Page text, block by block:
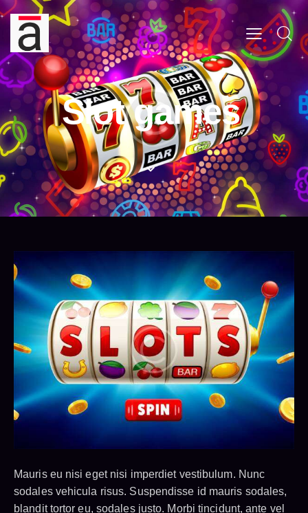
Slot games
Mauris eu nisi eget nisi imperdiet vestibulum. Nunc
sodales vehicula risus. Suspendisse id mauris sodales,
blandit tortor eu, sodales justo. Morbi tincidunt, ante vel